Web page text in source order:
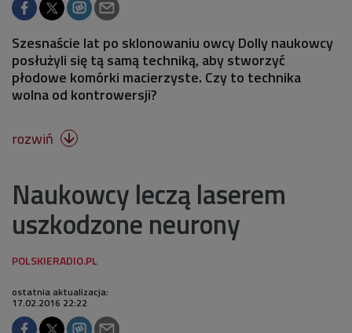
Szesnaście lat po sklonowaniu owcy Dolly naukowcy
posłużyli się tą samą techniką, aby stworzyć
płodowe komórki macierzyste. Czy to technika
wolna od kontrowersji?
rozwiń 
Naukowcy leczą laserem
uszkodzone neurony
ostatnia aktualizacja:
17.02.2016 22:22